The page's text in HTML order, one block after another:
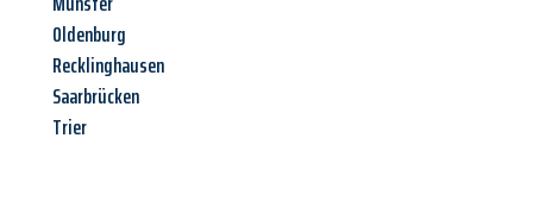
Oldenburg
Recklinghausen
Saarbrücken
Trier